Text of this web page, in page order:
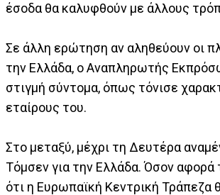
έσοδα θα καλυφθούν με άλλους
Σε άλλη ερώτηση αν αληθεύουν οι
την Ελλάδα, ο Αναπληρωτής
στιγμή σύντομα, όπως τόνισε
εταίρους του.
Στο μεταξύ, μέχρι τη Δευτέρα
Τόμσεν για την Ελλάδα. Όσον
ότι η Ευρωπαϊκή Κεντρική